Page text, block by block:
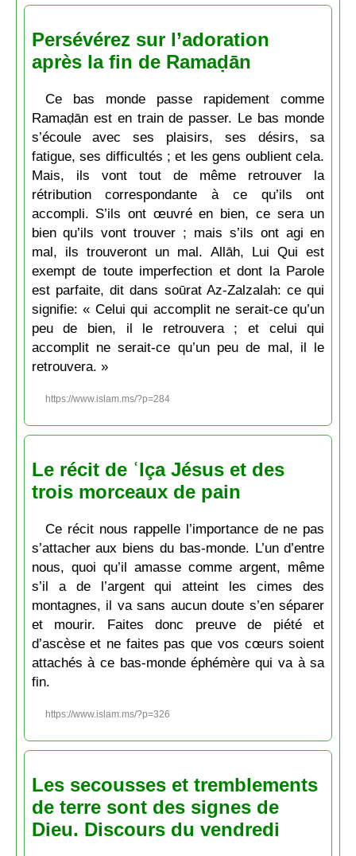
Persévérez sur l’adoration
après la fin de Ramaḍān
Ce bas monde passe rapidement comme
Ramaḍān est en train de passer. Le bas monde
s’écoule avec ses plaisirs, ses désirs, sa
fatigue, ses difficultés ; et les gens oublient cela.
Mais, ils vont tout de même retrouver la
rétribution correspondante à ce qu’ils ont
accompli. S’ils ont œuvré en bien, ce sera un
bien qu’ils vont trouver ; mais s’ils ont agi en
mal, ils trouveront un mal. Allāh, Lui Qui est
exempt de toute imperfection et dont la Parole
est parfaite, dit dans soūrat Az-Zalzalah: ce qui
signifie: « Celui qui accomplit ne serait-ce qu’un
peu de bien, il le retrouvera ; et celui qui
accomplit ne serait-ce qu’un peu de mal, il le
retrouvera. »
https://www.islam.ms/?p=284
Le récit de ʿIça Jésus et des
trois morceaux de pain
Ce récit nous rappelle l’importance de ne pas
s’attacher aux biens du bas-monde. L’un d’entre
nous, quoi qu’il amasse comme argent, même
s’il a de l’argent qui atteint les cimes des
montagnes, il va sans aucun doute s’en séparer
et mourir. Faites donc preuve de piété et
d’ascèse et ne faites pas que vos cœurs soient
attachés à ce bas-monde éphémère qui va à sa
fin.
https://www.islam.ms/?p=326
Les secousses et tremblements
de terre sont des signes de
Dieu. Discours du vendredi